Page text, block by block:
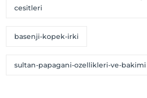
cesitleri
basenji-kopek-irki
sultan-papagani-ozellikleri-ve-bakimi